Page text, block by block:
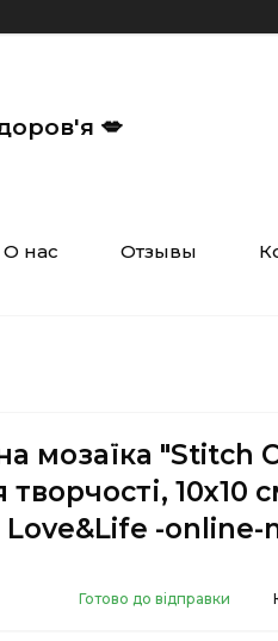
💋
О нас Отзывы
мозаїка "Stitch
творчості, 10х10
Love&Life -
Готово до відправки